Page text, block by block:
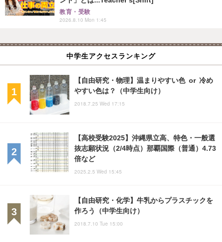
教育・受験
2026.8.10 Mon 1:45
中学生アクセスランキング
【自由研究・物理】温まりやすい色 or 冷め
やすい色は？（中学生向け）
2018.7.25 Wed 17:15
【高校受験2025】沖縄県立高、特色・一般選
抜志願状況（2/4時点）那覇国際（普通）4.73
倍など
2025.2.5 Wed 15:45
【自由研究・化学】牛乳からプラスチックを
作ろう（中学生向け）
2018.7.10 Tue 15:00